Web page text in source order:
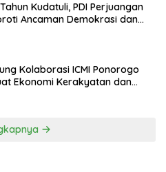
Kudatuli, PDI Perjuangan
Ancaman Demokrasi dan
Kolaborasi ICMI Ponorogo
Ekonomi Kerakyatan dan